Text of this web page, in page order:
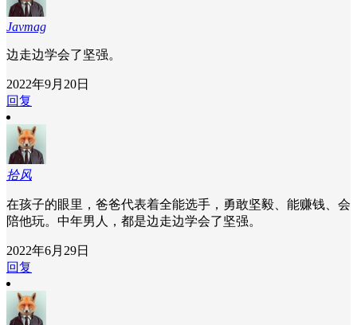
Javmag
边走边学会了坚强。
2022年9月20日
回复
拾风
在孩子的眼里，爸爸代表着全能选手，勇敢坚毅、能赚钱、会
陪他玩。中年男人，都是边走边学会了坚强。
2022年6月29日
回复